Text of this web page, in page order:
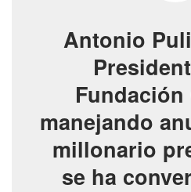
Antonio
Fundación
manejando
millonario
se ha